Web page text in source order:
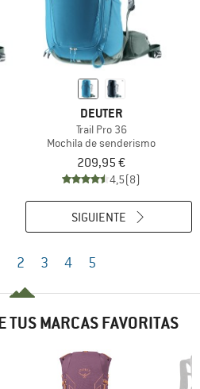
DEUTER
Trail Pro 36
Mochila de senderismo
209,95 €
4,5(8)
2 3 4 5
SIGUIENTE
TUS MARCAS FAVORITAS